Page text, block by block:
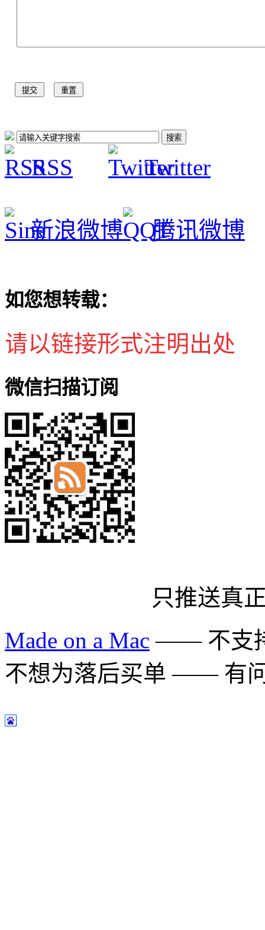
RSS Twitter
新浪微博 腾讯微博
如您想转载：
请以链接形式注明出处
微信扫描订阅
只推送真
Made on a Mac —— 不支
不想为落后买单 —— 有